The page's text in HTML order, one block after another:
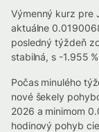
Výmenný kurz pre
aktuálne
posledný týždeň
stabilná, s -1.955
Počas minulého
nové šekely
2026 a minimom
hodinový pohyb